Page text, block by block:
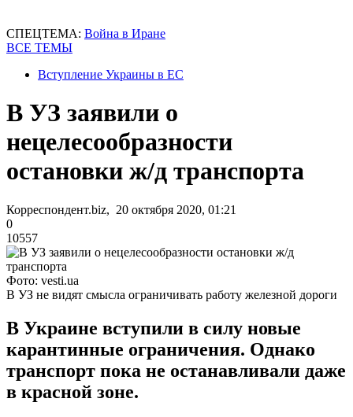
СПЕЦТЕМА: Война в Иране
ВСЕ ТЕМЫ
Вступление Украины в ЕС
В УЗ заявили о
нецелесообразности
остановки ж/д транспорта
Корреспондент.biz, 20 октября 2020, 01:21
0
10557
Фото: vesti.ua
В УЗ не видят смысла ограничивать работу железной дороги
В Украине вступили в силу новые
карантинные ограничения. Однако
транспорт пока не останавливали даже
в красной зоне.